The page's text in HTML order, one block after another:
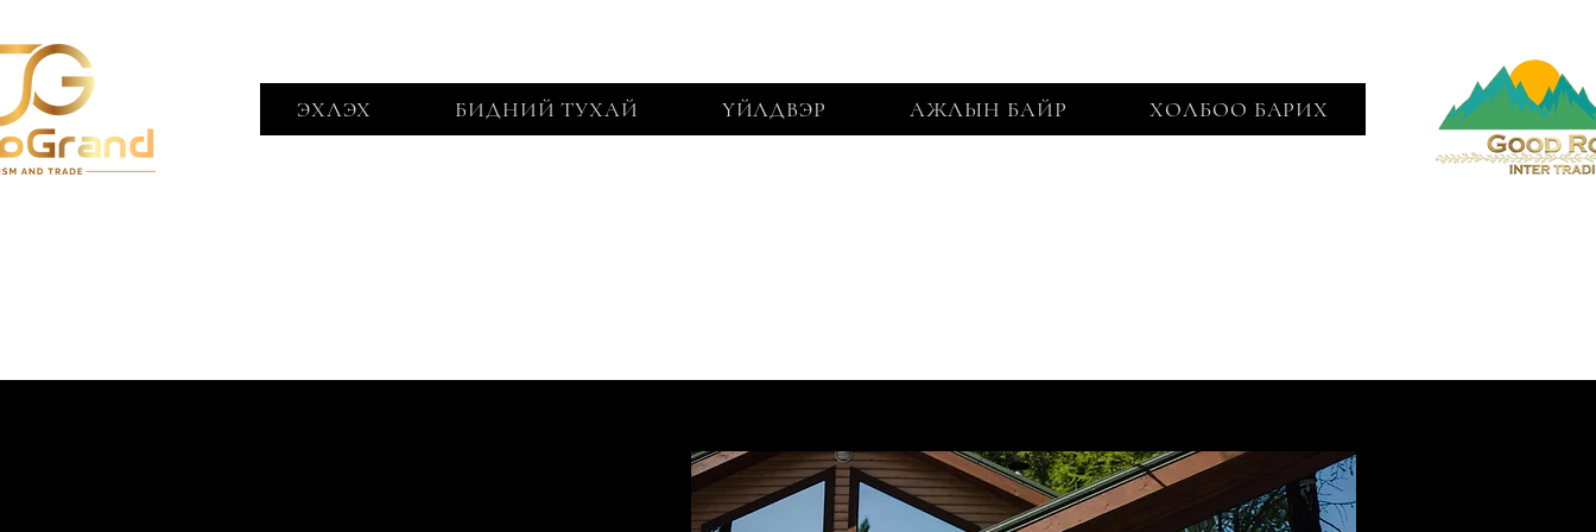
ЭХЛЭХ БИДНИЙ ТУХАЙ ҮЙЛДВЭР АЖЛЫН БАЙР ХОЛБОО БАРИХ